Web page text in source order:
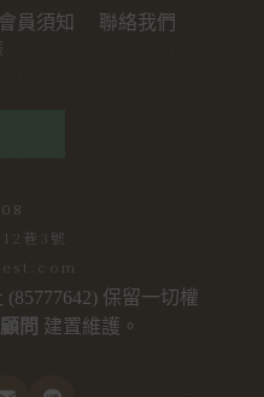
會員須知 聯絡我們
巷3號
保留一切權
問 建置維護。